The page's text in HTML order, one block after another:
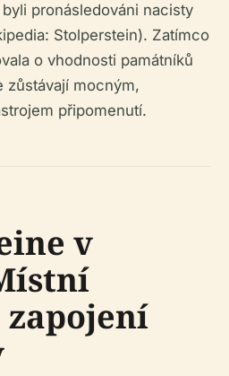
pronásledováni nacisty
Stolperstein). Zatímco
o vhodnosti památníků
zůstávají mocným,
připomenutí.
v